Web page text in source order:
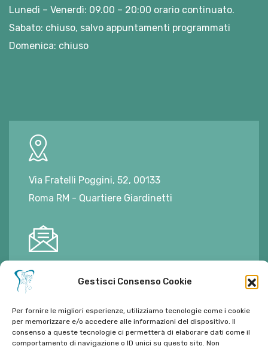
Gestisci Consenso Cookie
Per fornire le migliori esperienze, utilizziamo tecnologie come i cookie
per memorizzare e/o accedere alle informazioni del dispositivo. Il
consenso a queste tecnologie ci permetterà di elaborare dati come il
comportamento di navigazione o ID unici su questo sito. Non
Lunedì – Venerdì: 09.00 – 20:00 orario continuato.
Sabato: chiuso, salvo appuntamenti programmati
Domenica: chiuso
Via Fratelli Poggini, 52, 00133
Roma RM - Quartiere Giardinetti
E-mail:
Tel:06 272342